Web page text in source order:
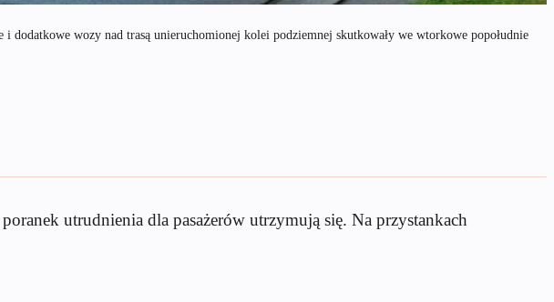
wozy nad trasą unieruchomionej kolei podziemnej skutkowały we wtorkowe popołudnie
utrudnienia dla pasażerów utrzymują się. Na przystankach